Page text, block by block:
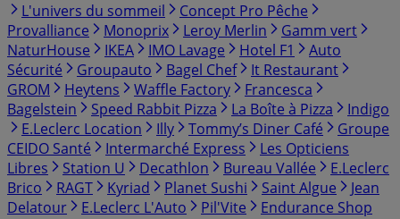
L'univers du sommeil
Concept Pro Pêche
Provalliance
Monoprix Leroy Merlin
Gamm vert
NaturHouse
IKEA IMO Lavage Hotel F1
Auto
Sécurité
Groupauto Bagel Chef
It Restaurant
GROM
Heytens Waffle Factory
Francesca
Bagelstein
Speed Rabbit Pizza La Boîte à Pizza
Indigo
E.Leclerc Location
Illy Tommy’s Diner Café
Groupe
CEIDO Santé
Intermarché Express
Les Opticiens
Libres
Station U Decathlon Bureau Vallée
E.Leclerc
Brico
RAGT Kyriad Planet Sushi Saint Algue
Jean
Delatour
E.Leclerc L'Auto Pil'Vite Endurance Shop